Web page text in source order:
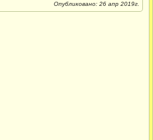
Опубликовано: 26 апр 2019г.